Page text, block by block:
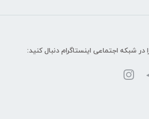
در شبکه‌ اجتماعی اینستاگرام دنبال کنید: